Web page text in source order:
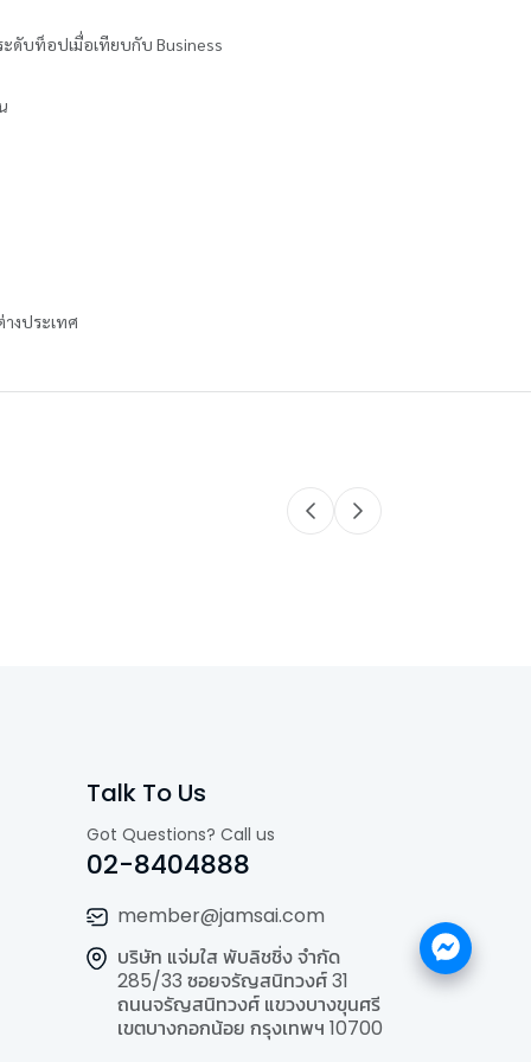
ะดับท็อปเมื่อเทียบกับ Business
งประเทศ
Talk To Us
Got Questions? Call us
02-8404888
member@jamsai.com
บริษัท แจ่มใส พับลิชชิ่ง จำกัด
285/33 ซอยจรัญสนิทวงศ์ 31
ถนนจรัญสนิทวงศ์ แขวงบางขุนศรี
เขตบางกอกน้อย กรุงเทพฯ 10700